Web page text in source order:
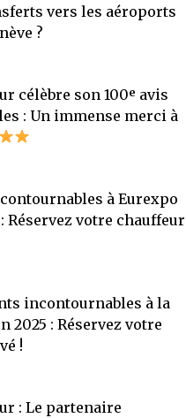
vers les aéroports
?
célèbre son 100ᵉ avis
: Un immense merci à
à Eurexpo
Réservez votre chauffeur
incontournables à la
2025 : Réservez votre
!
: Le partenaire